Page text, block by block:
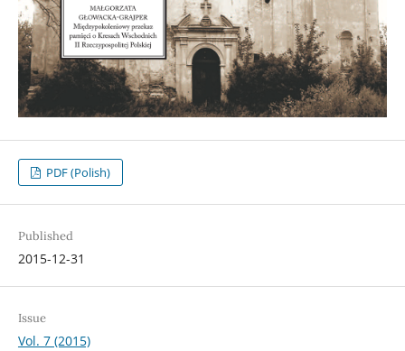
PDF (Polish)
Published
2015-12-31
Issue
Vol. 7 (2015)